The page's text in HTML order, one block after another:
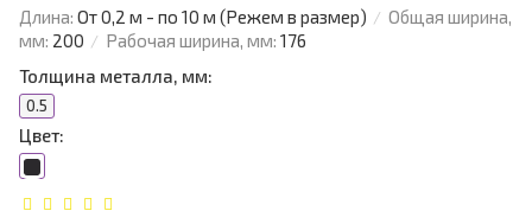
Длина: От 0,2 м - по 10 м (Режем в размер)
Общая ширина,
мм: 200 Рабочая ширина, мм: 176
Толщина металла, мм:
0.5
Цвет: